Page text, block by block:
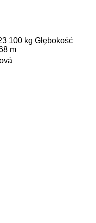
100 kg Głębokość
m